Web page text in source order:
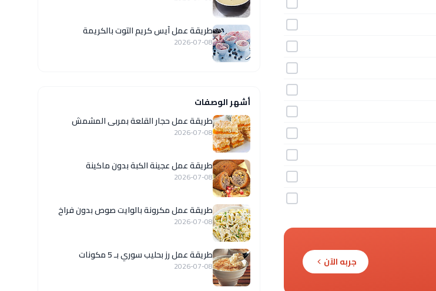
جربه الآن
طريقة عمل آيس كريم التوت بالكريمة
2026-07-08
أشهر الوصفات
طريقة عمل حجار القلعة بمربى المشمش
2026-07-08
طريقة عمل عجينة الكبة بدون ماكينة
2026-07-08
طريقة عمل مكرونة بالوايت صوص بدون فراخ
2026-07-08
طريقة عمل رز بحليب سوري بـ 5 مكونات
2026-07-08